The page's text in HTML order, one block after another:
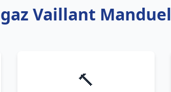
Vaillant Manduel
🔨